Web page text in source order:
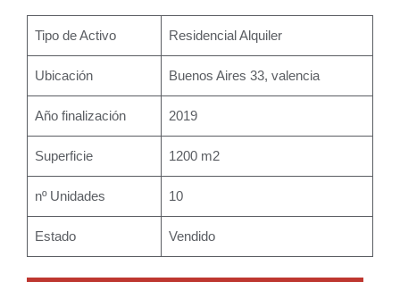
Tipo de Activo Residencial Alquiler
Ubicación Buenos Aires 33, valencia
Año finalización 2019
Superficie 1200 m2
nº Unidades 10
Estado Vendido